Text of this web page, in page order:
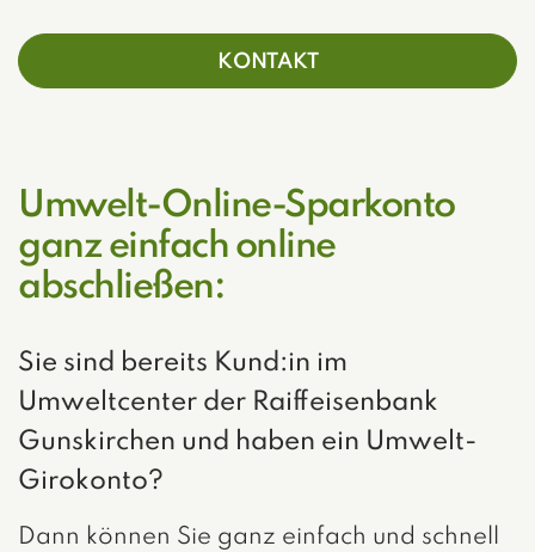
KONTAKT
Umwelt-Online-Sparkonto
ganz einfach online
abschließen:
Sie sind bereits Kund:in im
Umweltcenter der Raiffeisenbank
Gunskirchen und haben ein Umwelt-
Girokonto?
Dann können Sie ganz einfach und schnell